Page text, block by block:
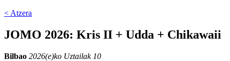
< Atzera
JOMO 2026: Kris II + Udda + Chikawaii
Bilbao 2026(e)ko Uztailak 10